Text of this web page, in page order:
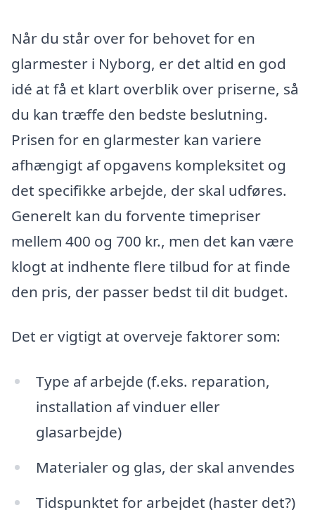
Når du står over for behovet for en
glarmester i Nyborg, er det altid en god
idé at få et klart overblik over priserne, så
du kan træffe den bedste beslutning.
Prisen for en glarmester kan variere
afhængigt af opgavens kompleksitet og
det specifikke arbejde, der skal udføres.
Generelt kan du forvente timepriser
mellem 400 og 700 kr., men det kan være
klogt at indhente flere tilbud for at finde
den pris, der passer bedst til dit budget.
Det er vigtigt at overveje faktorer som:
Type af arbejde (f.eks. reparation,
installation af vinduer eller
glasarbejde)
Materialer og glas, der skal anvendes
Tidspunktet for arbejdet (haster det?)